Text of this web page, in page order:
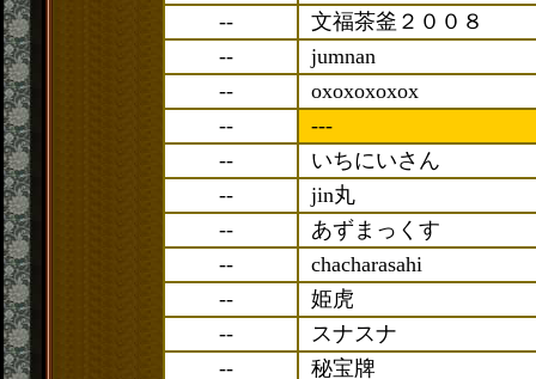
--
文福茶釜２００８
--
jumnan
--
oxoxoxoxox
--
---
--
いちにいさん
--
jin丸
--
あずまっくす
--
chacharasahi
--
姫虎
--
スナスナ
--
秘宝牌